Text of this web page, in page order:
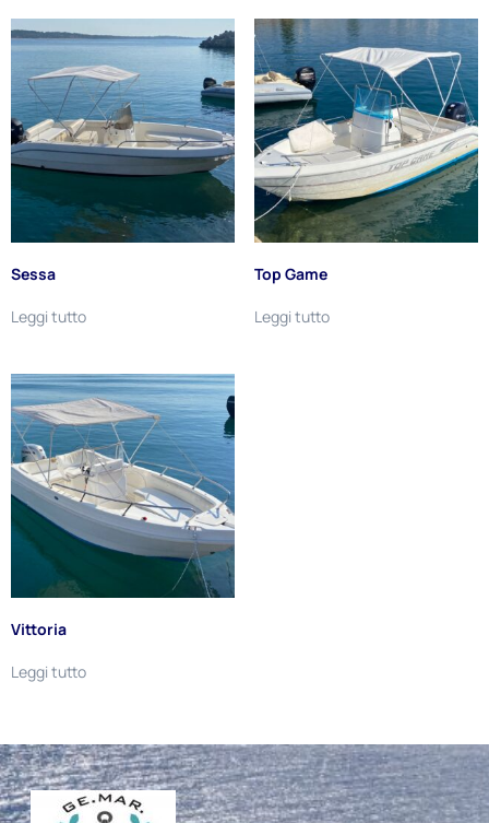
Sessa
Leggi tutto
Top Game
Leggi tutto
Vittoria
Leggi tutto